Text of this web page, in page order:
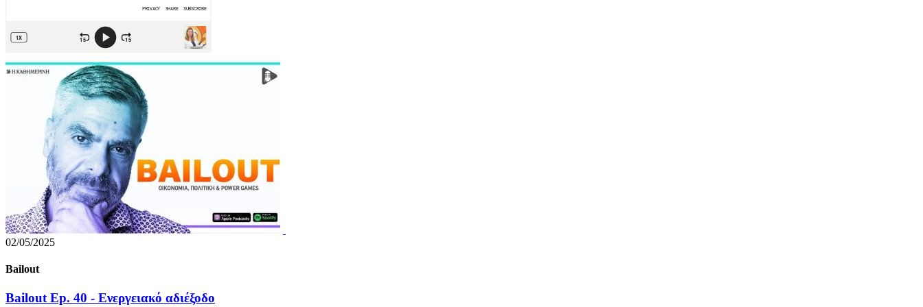
02/05/2025
Bailout
Bailout Ep. 40 - Ενεργειακό αδιέξοδο